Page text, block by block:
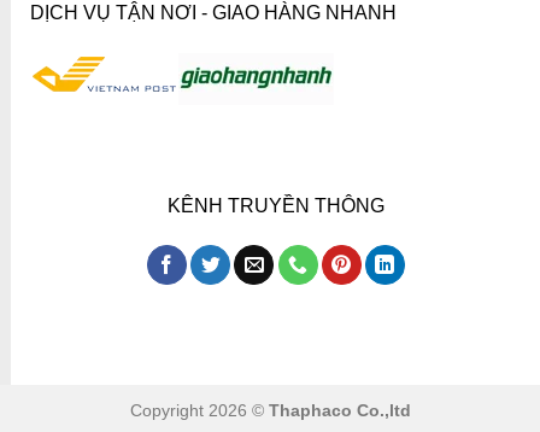
DỊCH VỤ TẬN NƠI - GIAO HÀNG NHANH
KÊNH TRUYỀN THÔNG
Copyright 2026 © Thaphaco Co.,ltd